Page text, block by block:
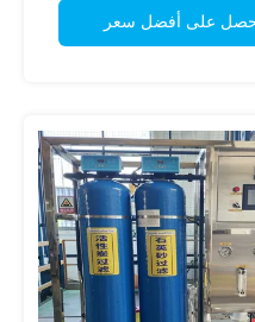
على أفضل سعر